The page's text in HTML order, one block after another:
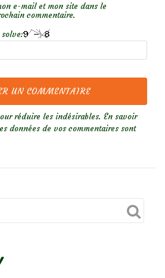
e-mail et mon site dans le
commentaire.
solve:
réduire les indésirables. En savoir
données de vos commentaires sont